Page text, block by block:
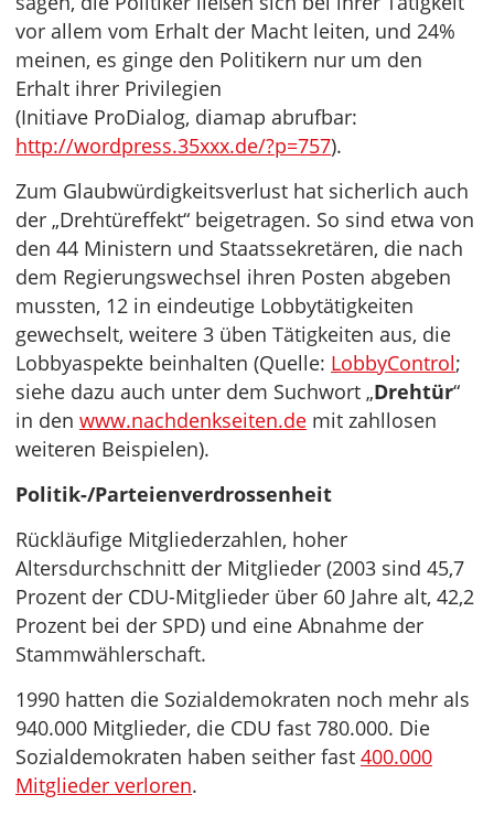
vor allem vom Erhalt der Macht leiten, und 24%
meinen, es ginge den Politikern nur um den
Erhalt ihrer Privilegien
(Initiave ProDialog, diamap abrufbar:
http://wordpress.35xxx.de/?p=757).
Zum Glaubwürdigkeitsverlust hat sicherlich auch
der „Drehtüreffekt“ beigetragen. So sind etwa von
den 44 Ministern und Staatssekretären, die nach
dem Regierungswechsel ihren Posten abgeben
mussten, 12 in eindeutige Lobbytätigkeiten
gewechselt, weitere 3 üben Tätigkeiten aus, die
Lobbyaspekte beinhalten (Quelle: LobbyControl;
siehe dazu auch unter dem Suchwort „Drehtür“
in den www.nachdenkseiten.de mit zahllosen
weiteren Beispielen).
Politik-/Parteienverdrossenheit
Rückläufige Mitgliederzahlen, hoher
Altersdurchschnitt der Mitglieder (2003 sind 45,7
Prozent der CDU-Mitglieder über 60 Jahre alt, 42,2
Prozent bei der SPD) und eine Abnahme der
Stammwählerschaft.
1990 hatten die Sozialdemokraten noch mehr als
940.000 Mitglieder, die CDU fast 780.000. Die
Sozialdemokraten haben seither fast 400.000
Mitglieder verloren.